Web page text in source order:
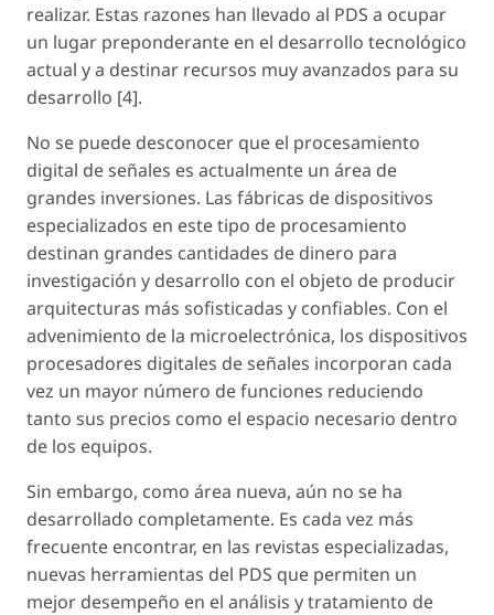
realizar. Estas razones han llevado al PDS a ocupar
un lugar preponderante en el desarrollo tecnológico
actual y a destinar recursos muy avanzados para su
desarrollo [4].
No se puede desconocer que el procesamiento
digital de señales es actualmente un área de
grandes inversiones. Las fábricas de dispositivos
especializados en este tipo de procesamiento
destinan grandes cantidades de dinero para
investigación y desarrollo con el objeto de producir
arquitecturas más sofisticadas y confiables. Con el
advenimiento de la microelectrónica, los dispositivos
procesadores digitales de señales incorporan cada
vez un mayor número de funciones reduciendo
tanto sus precios como el espacio necesario dentro
de los equipos.
Sin embargo, como área nueva, aún no se ha
desarrollado completamente. Es cada vez más
frecuente encontrar, en las revistas especializadas,
nuevas herramientas del PDS que permiten un
mejor desempeño en el análisis y tratamiento de